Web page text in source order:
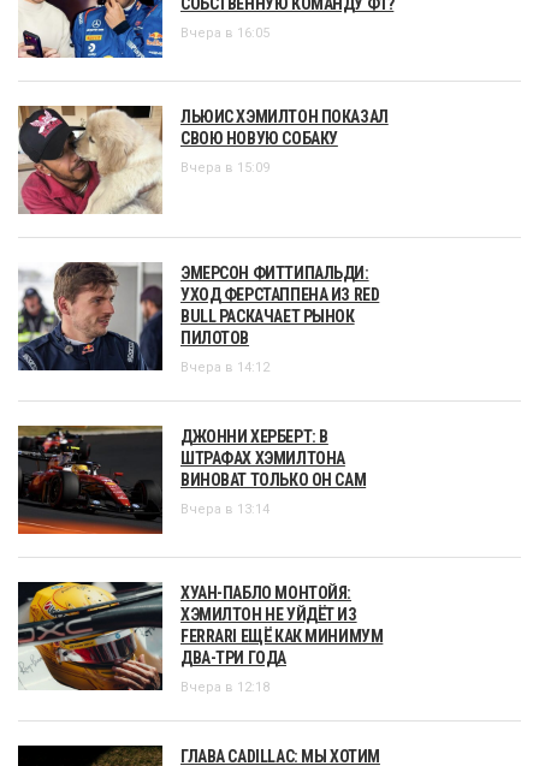
Вчера в 16:05
ЛЬЮИС ХЭМИЛТОН ПОКАЗАЛ
СВОЮ НОВУЮ СОБАКУ
Вчера в 15:09
ЭМЕРСОН ФИТТИПАЛЬДИ:
УХОД ФЕРСТАППЕНА ИЗ RED
BULL РАСКАЧАЕТ РЫНОК
ПИЛОТОВ
Вчера в 14:12
ДЖОННИ ХЕРБЕРТ: В
ШТРАФАХ ХЭМИЛТОНА
ВИНОВАТ ТОЛЬКО ОН САМ
Вчера в 13:14
ХУАН-ПАБЛО МОНТОЙЯ:
ХЭМИЛТОН НЕ УЙДЁТ ИЗ
FERRARI ЕЩЁ КАК МИНИМУМ
ДВА-ТРИ ГОДА
Вчера в 12:18
ГЛАВА CADILLAC: МЫ ХОТИМ